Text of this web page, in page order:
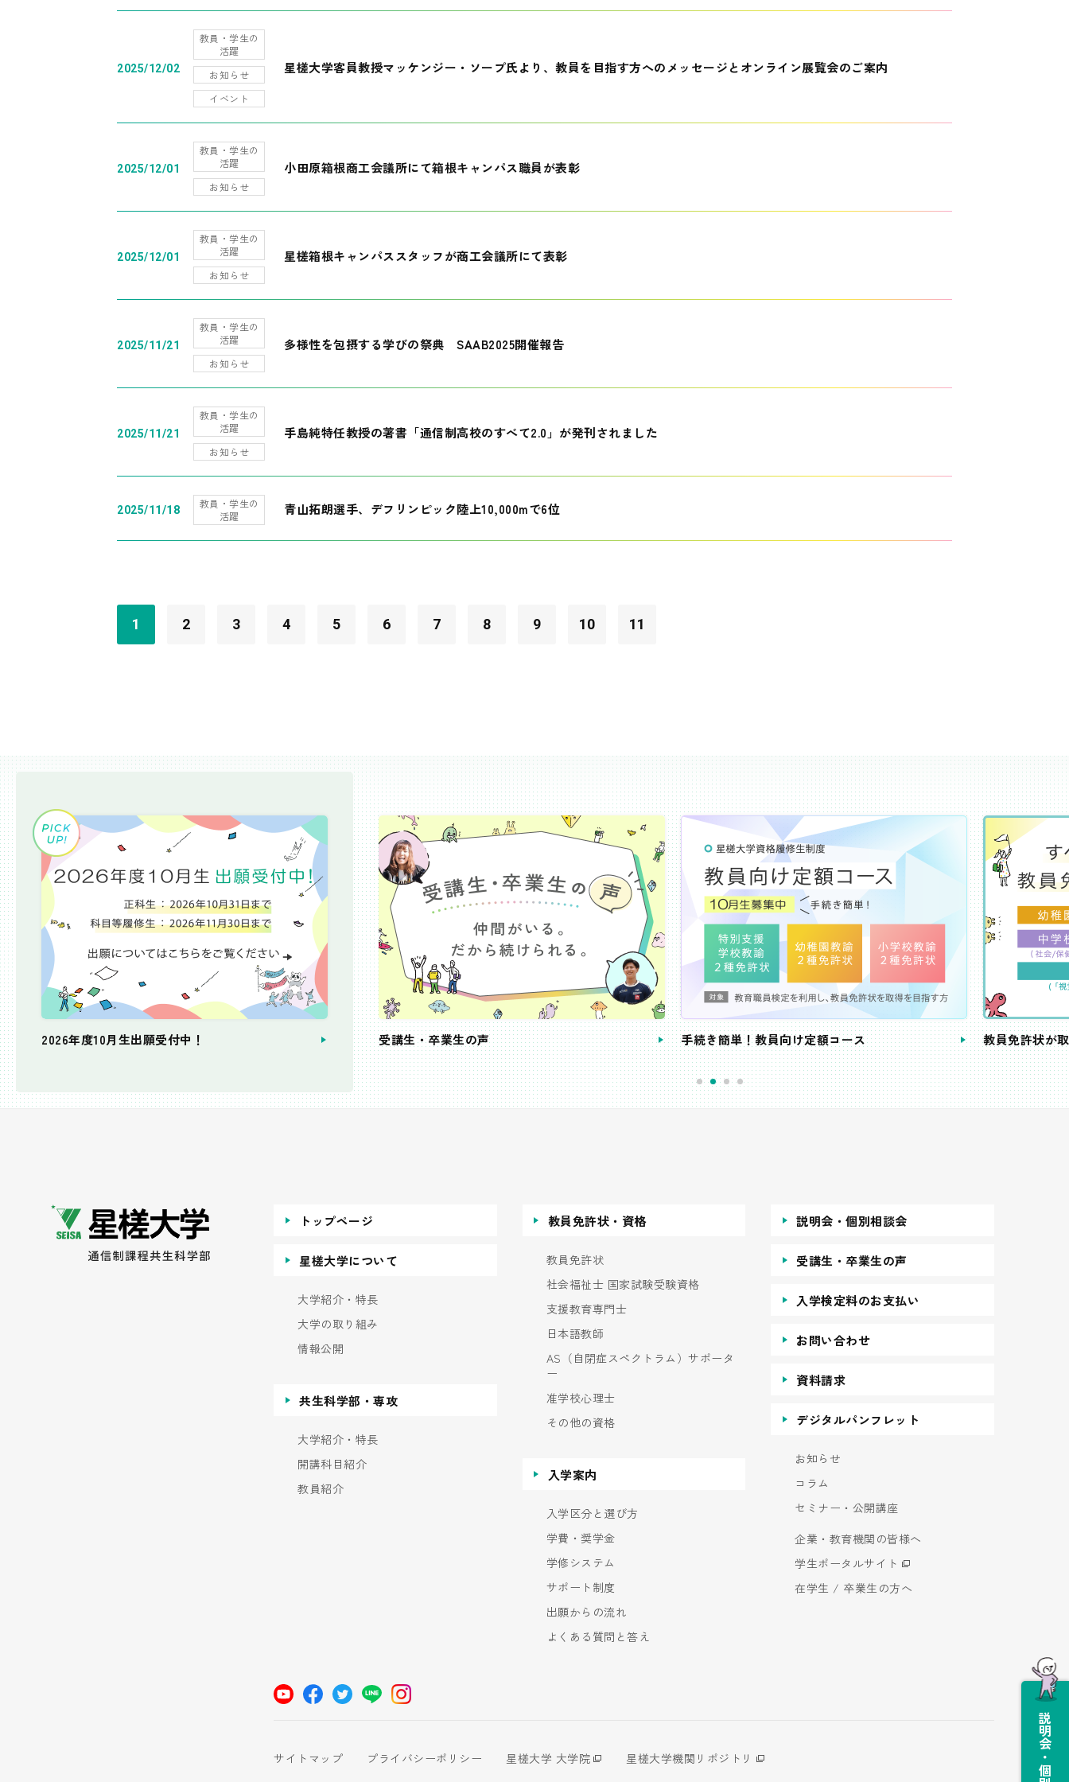
2025/12/02
教員・学生の
活躍
お知らせ
イベント
星槎大学客員教授マッケンジー・ソープ氏より、教員を目指す方へのメッセージとオンライン展覧会のご案内
2025/12/01
教員・学生の
活躍
お知らせ
小田原箱根商工会議所にて箱根キャンパス職員が表彰
2025/12/01
教員・学生の
活躍
お知らせ
星槎箱根キャンパススタッフが商工会議所にて表彰
2025/11/21
教員・学生の
活躍
お知らせ
多様性を包摂する学びの祭典 SAAB2025開催報告
2025/11/21
教員・学生の
活躍
お知らせ
手島純特任教授の著書「通信制高校のすべて2.0」が発刊されました
2025/11/18
教員・学生の
活躍
青山拓朗選手、デフリンピック陸上10,000mで6位
1 2 3 4 5 6 7 8 9 10 11
2026年度10月生出願受付中！
個別相談会 受講生・卒業生の声 手続き簡単！教員向け定額コース 教員免許状が
トップページ
星槎大学について
大学紹介・特長
大学の取り組み
情報公開
共生科学部・専攻
大学紹介・特長
開講科目紹介
教員紹介
教員免許状・資格
教員免許状
社会福祉士 国家試験受験資格
支援教育専門士
日本語教師
AS（自閉症スペクトラム）サポータ
ー
准学校心理士
その他の資格
入学案内
入学区分と選び方
学費・奨学金
学修システム
サポート制度
出願からの流れ
よくある質問と答え
説明会・個別相談会
受講生・卒業生の声
入学検定料のお支払い
お問い合わせ
資料請求
デジタルパンフレット
お知らせ
コラム
セミナー・公開講座
企業・教育機関の皆様へ
学生ポータルサイト
在学生 / 卒業生の方へ
サイトマップ プライバシーポリシー 星槎大学 大学院
星槎大学機関リポジトリ